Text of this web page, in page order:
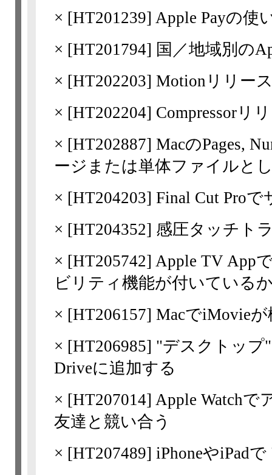
× [HT201239] Apple Payの使
× [HT201794] 国／地域別の
× [HT202203] Motionリリー
× [HT202204] Compressorリ
× [HT202887] MacのPages,
ージまたは単体ファイルと
× [HT204203] Final Cut Pro
× [HT204352] 感圧タッチト
× [HT205742] Apple TV App
ビリティ機能が付いている
× [HT206157] MacでiMovie
× [HT206985] "デスクトップ
Driveに追加する
× [HT207014] Apple Watchで
友達と競い合う
× [HT207489] iPhoneやiPad